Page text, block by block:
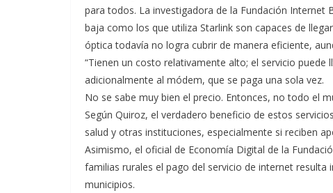
para todos. La investigadora de la Fundación Internet
baja como los que utiliza Starlink son capaces de
óptica todavía no logra cubrir de manera eficiente,
“Tienen un costo relativamente alto; el servicio
adicionalmente al módem, que se paga una sola vez.
No se sabe muy bien el precio. Entonces, no todo el
Según Quiroz, el verdadero beneficio de estos
salud y otras instituciones, especialmente si reciben
Asimismo, el oficial de Economía Digital de la
familias rurales el pago del servicio de internet
municipios.